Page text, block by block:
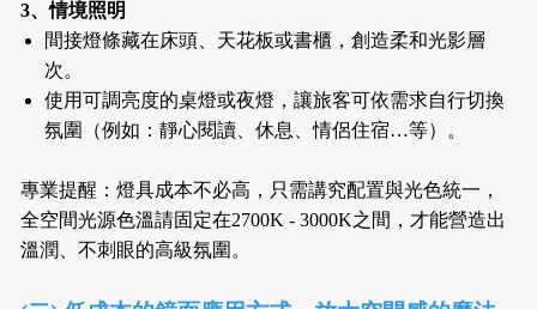
3、情境照明
間接燈條藏在床頭、天花板或書櫃，創造柔和光影層
次。
使用可調亮度的桌燈或夜燈，讓旅客可依需求自行切換
氛圍（例如：靜心閱讀、休息、情侶住宿…等）。
專業提醒：燈具成本不必高，只需講究配置與光色統一，
全空間光源色溫請固定在2700K - 3000K之間，才能營造出
溫潤、不刺眼的高級氛圍。